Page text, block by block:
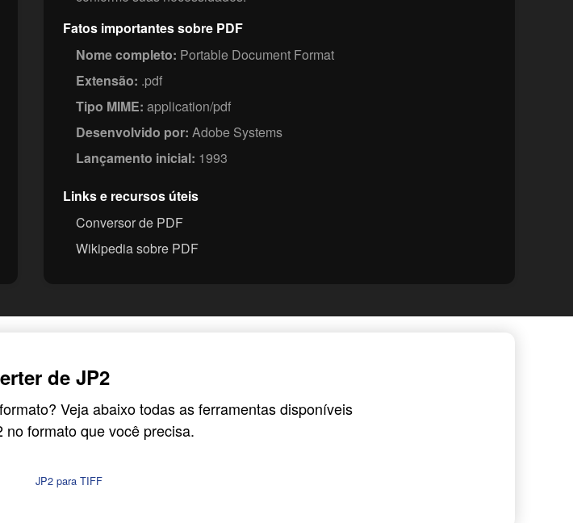
Fatos importantes sobre PDF
Nome completo: Portable Document Format
Extensão: .pdf
Tipo MIME: application/pdf
Desenvolvido por: Adobe Systems
Lançamento inicial: 1993
Links e recursos úteis
Conversor de PDF
Wikipedia sobre PDF
de JP2
Veja abaixo todas as ferramentas disponíveis
no formato que você precisa.
JP2 para TIFF